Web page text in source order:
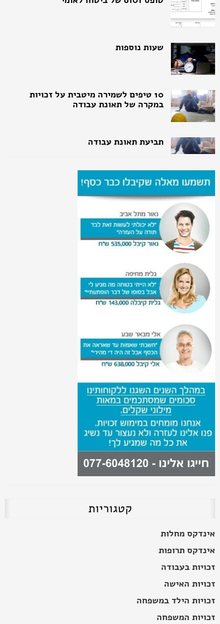
פיטורין אחרי פחות משנה
תום לב ביחסי עבודה
הרעת תנאים בעבודה על פי חוקי העבודה
דמי ביטוח לאומי לעובד לחופשה ללא
תשלום
קטגוריות
אינדקס מחלות
אינדקס תרופות
זכויות בעבודה
זכויות האישה
זכויות הילד במשפחה
זכויות המשפחה